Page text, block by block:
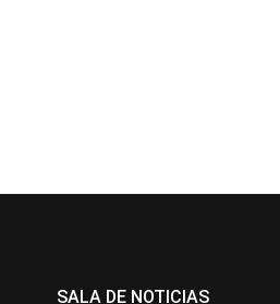
SALA DE NOTICIAS